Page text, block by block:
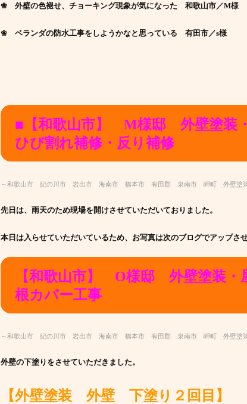
❀ 外壁の色褪せ、チョーキング現象が気になった 和歌山市／M様
❀ ベランダの防水工事をしようかなと思っている 有田市／s様
■【和歌山市】 M様邸 外壁塗装・
ひび割れ補修・反り補修
～和歌山市 紀の川市 岩出市 海南市 橋本市 有田郡 泉南市 岬町 外壁塗
先日は、雨天のため現場を開けさせていただいておりました。
本日は入らせていただいているため、お写真は次のブログでアップさ
【和歌山市】 O様邸 外壁塗装・
根カバー工事
～和歌山市 紀の川市 岩出市 海南市 橋本市 有田郡 泉南市 岬町 外壁塗
外壁の下塗りをさせていただきました。
【外壁塗装 外壁 下塗り２回目】